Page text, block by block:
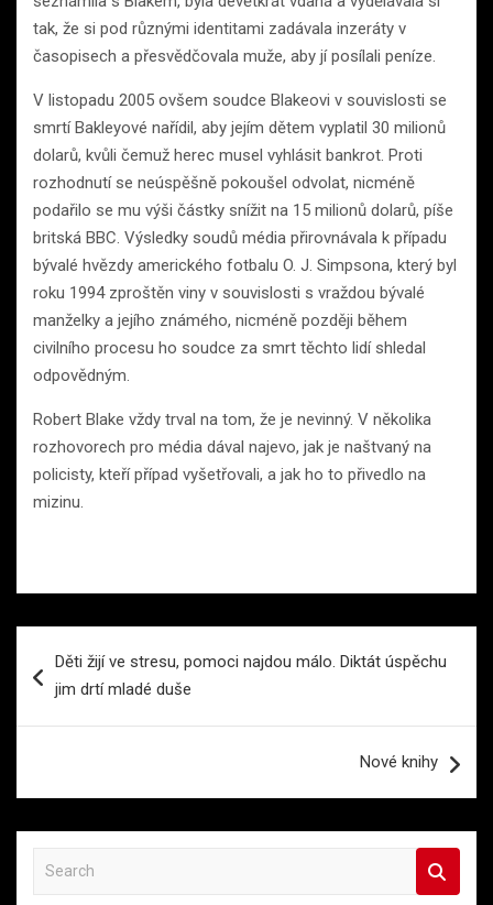
tak, že si pod různými identitami zadávala inzeráty v
časopisech a přesvědčovala muže, aby jí posílali peníze.
V listopadu 2005 ovšem soudce Blakeovi v souvislosti se
smrtí Bakleyové nařídil, aby jejím dětem vyplatil 30 milionů
dolarů, kvůli čemuž herec musel vyhlásit bankrot. Proti
rozhodnutí se neúspěšně pokoušel odvolat, nicméně
podařilo se mu výši částky snížit na 15 milionů dolarů, píše
britská BBC. Výsledky soudů média přirovnávala k případu
bývalé hvězdy amerického fotbalu O. J. Simpsona, který byl
roku 1994 zproštěn viny v souvislosti s vraždou bývalé
manželky a jejího známého, nicméně později během
civilního procesu ho soudce za smrt těchto lidí shledal
odpovědným.
Robert Blake vždy trval na tom, že je nevinný. V několika
rozhovorech pro média dával najevo, jak je naštvaný na
policisty, kteří případ vyšetřovali, a jak ho to přivedlo na
mizinu.
proDěti žijí ve stresu, pomoci najdou málo. Diktát úspěchu
jim drtí mladé duše
Nové knihy